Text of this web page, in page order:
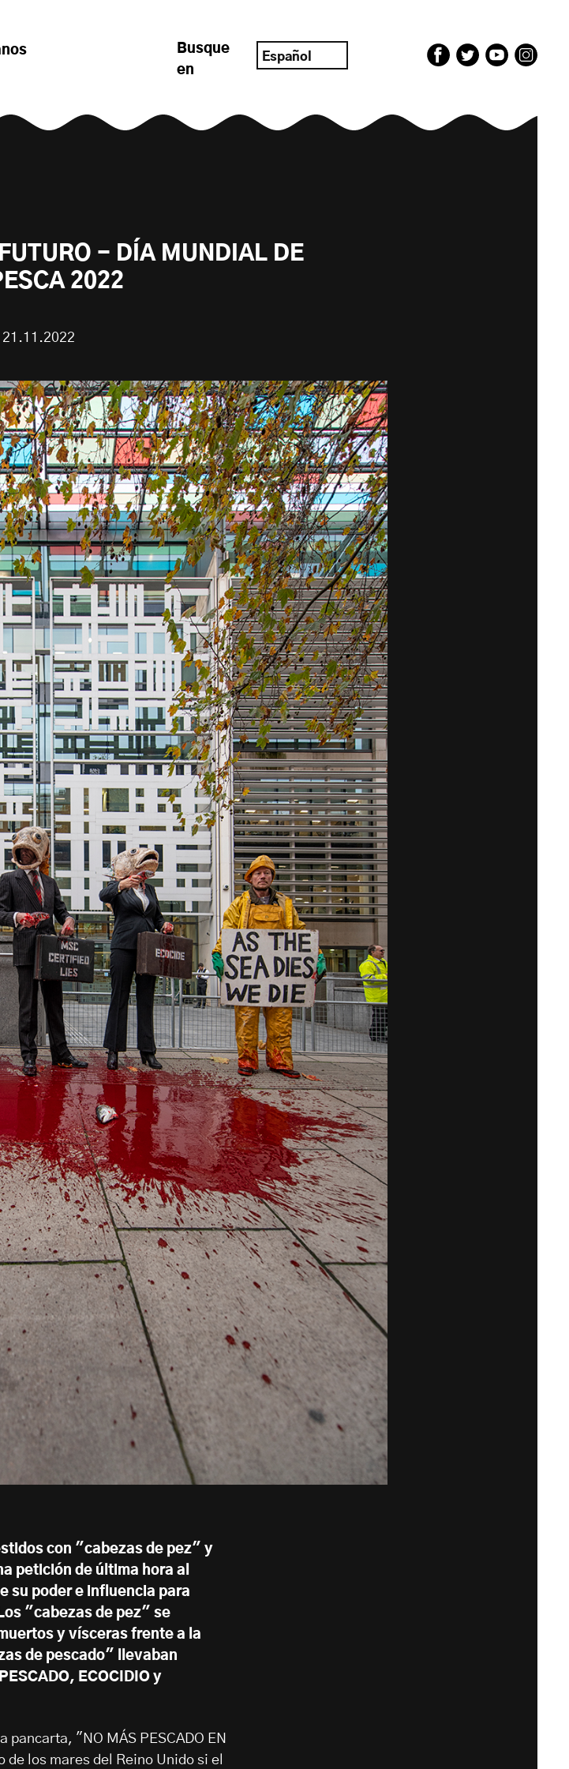
Busque
en
Español
- DÍA MUNDIAL DE
2022
21.11.2022
con "cabezas de pez" y
petición de última hora al
su poder e influencia para
"cabezas de pez" se
y vísceras frente a la
de pescado" llevaban
ECOCIDIO y
pancarta, "NO MÁS PESCADO EN
los mares del Reino Unido si el